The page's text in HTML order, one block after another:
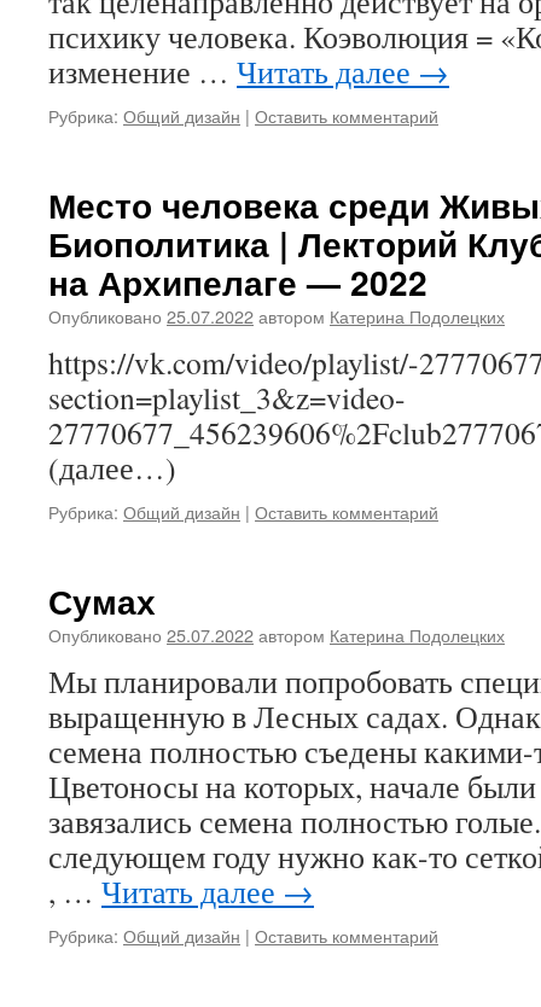
психику человека. Коэволюция =
изменение … Читать далее →
Рубрика: Общий дизайн | Оставить комментарий
Место человека среди
Биополитика | Лекторий
на Архипелаге — 2022
Опубликовано 25.07.2022автором Катерина Подолецких
https://vk.com/video/playlist/-
section=playlist_3&z=video-
(далее…)
Рубрика: Общий дизайн | Оставить комментарий
Сумах
Опубликовано 25.07.2022автором Катерина Подолецких
Мы планировали попробовать
выращенную в Лесных садах.
семена полностью съедены
Цветоносы на которых, начале
завязались семена полностью
следующем году нужно как-то
, … Читать далее →
Рубрика: Общий дизайн | Оставить комментарий